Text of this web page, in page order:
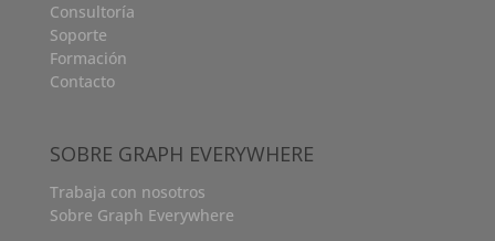
Consultoría
Soporte
Formación
Contacto
SOBRE GRAPH EVERYWHERE
Trabaja con nosotros
Sobre Graph Everywhere